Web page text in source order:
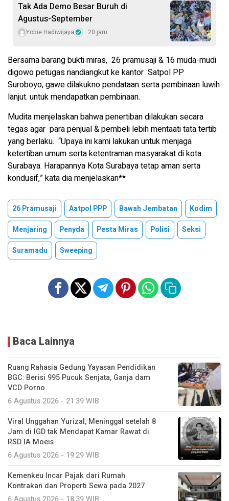
Tak Ada Demo Besar Buruh di
Agustus-September
Yobie Hadiwijaya 20 jam
Bersama barang bukti miras, 26 pramusaji & 16 muda-mudi
digowo petugas nandiangkut ke kantor Satpol PP
Suroboyo, gawe dilakukno pendataan serta pembinaan luwih
lanjut. untuk mendapatkan pembinaan.
Mudita menjelaskan bahwa penertiban dilakukan secara
tegas agar para penjual & pembeli lebih mentaati tata tertib
yang berlaku. “Upaya ini kami lakukan untuk menjaga
ketertiban umum serta ketentraman masyarakat di kota
Surabaya. Harapannya Kota Surabaya tetap aman serta
kondusif,” kata dia menjelaskan**
26 Pramusaji Aatpol PPP Bawah Jembatan
Kodim
Menjaring
Penyda Pesta Miras Polisi
Seksi
Suramadu
Sweeping
Baca Lainnya
Ruang Rahasia Gedung Yayasan Pendidikan
BGC: Berisi 995 Pucuk Senjata, Ganja dam
VCD Porno
6 Agustus 2026 - 21:39 WIB
Viral Unggahan Yurizal, Meninggal setelah 8
Jam di IGD tak Mendapat Kamar Rawat di
RSD IA Moeis
6 Agustus 2026 - 19:29 WIB
Kemenkeu Incar Pajak dari Rumah
Kontrakan dan Properti Sewa pada 2027